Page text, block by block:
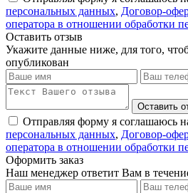
персональных данных, Договор-
оператора в отношении обработки
Оставить отзыв
Укажите данные ниже, для того,
опубликован
Оставить
Отправляя форму я соглашаюсь
персональных данных, Договор-
оператора в отношении обработки
Оформить заказ
Наш менеджер ответит Вам в